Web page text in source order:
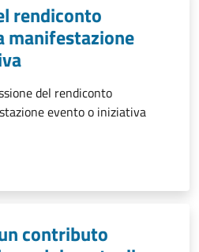
rendiconto
manifestazione
del rendiconto
evento o iniziativa
contributo